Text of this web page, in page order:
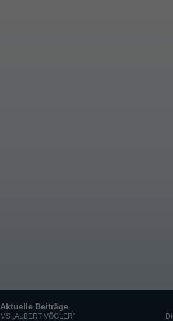
Aktuelle Beiträge
MS „ALBERT VÖGLER“